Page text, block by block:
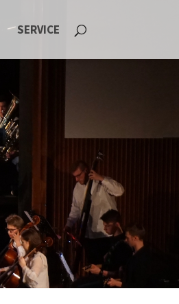
SERVICE